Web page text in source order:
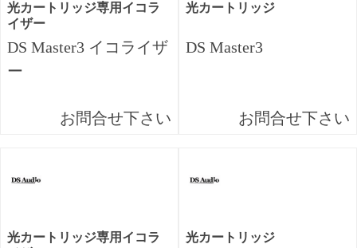
光カートリッジ専用イコラ
イザー
DS Master3 イコライザ
ー
お問合せ下さい
光カートリッジ
DS Master3
お問合せ下さい
光カートリッジ専用イコラ
光カートリッジ